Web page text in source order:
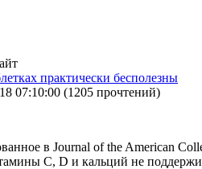
практически бесполезны
07:10:00 (1205 прочтений)
в Journal of the American
С, D и кальций не